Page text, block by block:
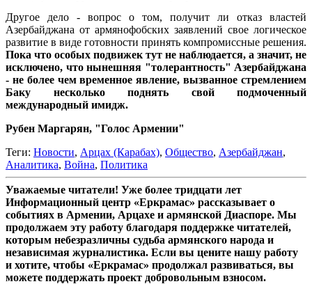
Другое дело - вопрос о том, получит ли отказ властей
Азербайджана от армянофобских заявлений свое логическое
развитие в виде готовности принять компромиссные решения.
Пока что особых подвижек тут не наблюдается, а значит, не
исключено, что нынешняя "толерантность" Азербайджана
- не более чем временное явление, вызванное стремлением
Баку несколько поднять свой подмоченный
международный имидж.
Рубен Маргарян, "Голос Армении"
Теги: Новости, Арцах (Карабах), Общество, Азербайджан,
Аналитика, Война, Политика
Уважаемые читатели! Уже более тридцати лет
Информационный центр «Еркрамас» рассказывает о
событиях в Армении, Арцахе и армянской Диаспоре. Мы
продолжаем эту работу благодаря поддержке читателей,
которым небезразличны судьба армянского народа и
независимая журналистика. Если вы цените нашу работу
и хотите, чтобы «Еркрамас» продолжал развиваться, вы
можете поддержать проект добровольным взносом.